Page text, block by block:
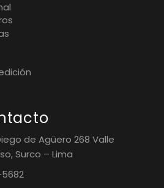
de Agüero 268 Valle
Surco – Lima
5682